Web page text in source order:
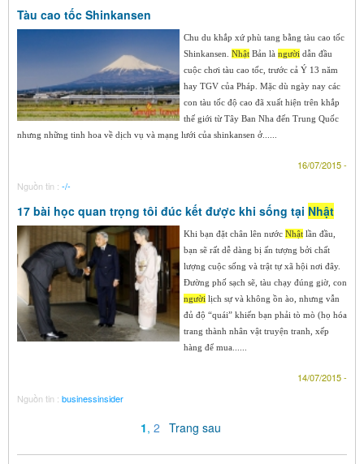
Tàu cao tốc Shinkansen
Chu du khắp xứ phù tang bằng tàu cao tốc
Shinkansen. Nhật Bản là người dẫn đầu
cuộc chơi tàu cao tốc, trước cả Ý 13 năm
hay TGV của Pháp. Mặc dù ngày nay các
con tàu tốc độ cao đã xuất hiện trên khắp
thế giới từ Tây Ban Nha đến Trung Quốc
nhưng những tinh hoa về dịch vụ và mạng lưới của shinkansen ở......
16/07/2015 -
Nguồn tin : -/-
17 bài học quan trọng tôi đúc kết được khi sống tại Nhật
Khi bạn đặt chân lên nước Nhật lần đầu,
bạn sẽ rất dễ dàng bị ấn tượng bởi chất
lượng cuộc sống và trật tự xã hội nơi đây.
Đường phố sạch sẽ, tàu chạy đúng giờ, con
người lịch sự và không ồn ào, nhưng vẫn
đủ độ “quái” khiến bạn phải tò mò (họ hóa
trang thành nhân vật truyện tranh, xếp
hàng để mua......
14/07/2015 -
Nguồn tin : businessinsider
1, 2 Trang sau